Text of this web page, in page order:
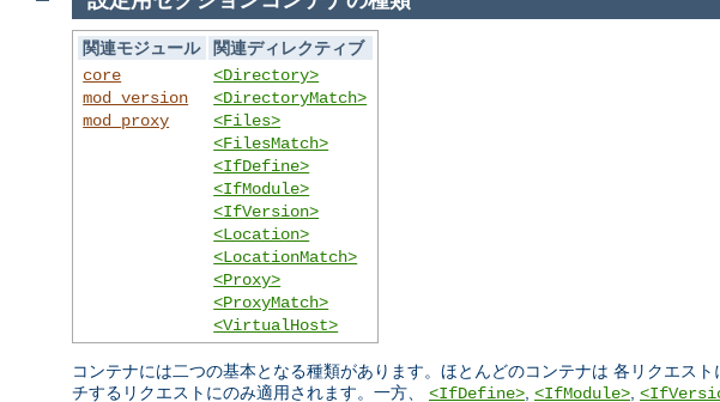
関連モジュール
関連ディレクティブ
core
mod_version
mod_proxy
<Directory>
<DirectoryMatch>
<Files>
<FilesMatch>
<IfDefine>
<IfModule>
<IfVersion>
<Location>
<LocationMatch>
<Proxy>
<ProxyMatch>
<VirtualHost>
コンテナには二つの基本となる種類があります。ほとんどのコンテナは 各リクエス
チするリクエストにのみ適用されます。一方、 <IfDefine> <IfModule>